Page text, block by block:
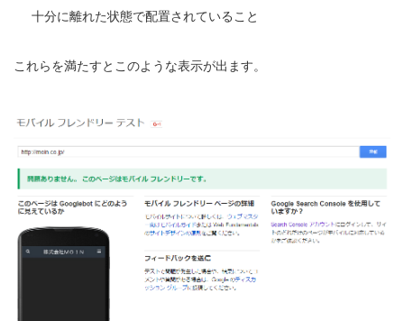
十分に離れた状態で配置されていること
これらを満たすとこのような表示が出ます。